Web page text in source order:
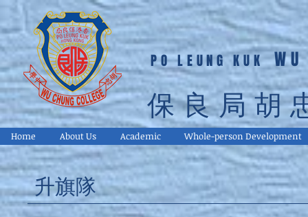
PO LEUNG KUK
保良局胡
Home About Us Academic Whole-person Development
升​旗隊